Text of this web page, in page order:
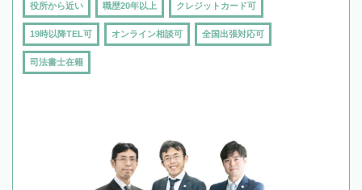
役所から近い 職歴20年以上 クレジットカード可
19時以降TEL可 オンライン相談可 全国出張対応可
司法書士在籍